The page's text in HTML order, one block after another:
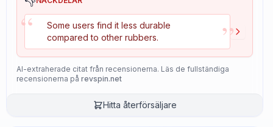
“
Some users find it less durable
compared to other rubbers.
”
AI-extraherade citat från recensionerna. Läs de fullständiga
recensionerna på revspin.net
Hitta återförsäljare